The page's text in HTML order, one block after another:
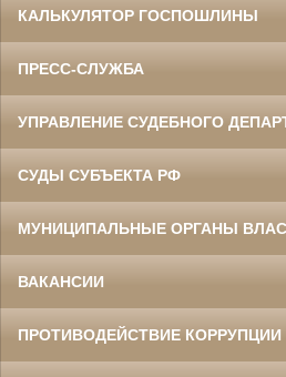
КАЛЬКУЛЯТОР ГОСПОШЛИНЫ
ПРЕСС-СЛУЖБА
УПРАВЛЕНИЕ СУДЕБНОГО
СУДЫ СУБЪЕКТА РФ
МУНИЦИПАЛЬНЫЕ ОРГАНЫ
ВАКАНСИИ
ПРОТИВОДЕЙСТВИЕ КОРРУПЦИИ